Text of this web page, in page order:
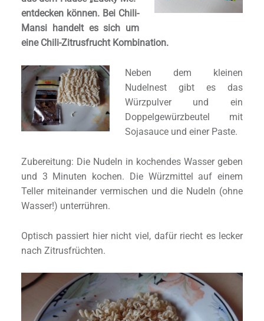
entdecken können. Bei Chili-
Mansi handelt es sich um
eine Chili-Zitrusfrucht Kombination.
Neben dem kleinen
Nudelnest gibt es das
Würzpulver und ein
Doppelgewürzbeutel mit
Sojasauce und einer Paste.
Zubereitung: Die Nudeln in kochendes Wasser geben
und 3 Minuten kochen. Die Würzmittel auf einem
Teller miteinander vermischen und die Nudeln (ohne
Wasser!) unterrühren.
Optisch passiert hier nicht viel, dafür riecht es lecker
nach Zitrusfrüchten.